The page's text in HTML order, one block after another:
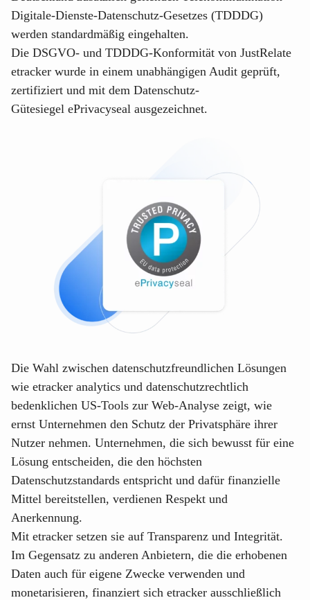
Digitale-Dienste-Datenschutz-Gesetzes (TDDDG)
werden standardmäßig eingehalten.
Die DSGVO- und TDDDG-Konformität von JustRelate
etracker wurde in einem unabhängigen Audit geprüft,
zertifiziert und mit dem Datenschutz-
Gütesiegel ePrivacyseal ausgezeichnet.
Die Wahl zwischen datenschutzfreundlichen Lösungen
wie etracker analytics und datenschutzrechtlich
bedenklichen US-Tools zur Web-Analyse zeigt, wie
ernst Unternehmen den Schutz der Privatsphäre ihrer
Nutzer nehmen. Unternehmen, die sich bewusst für eine
Lösung entscheiden, die den höchsten
Datenschutzstandards entspricht und dafür finanzielle
Mittel bereitstellen, verdienen Respekt und
Anerkennung.
Mit etracker setzen sie auf Transparenz und Integrität.
Im Gegensatz zu anderen Anbietern, die die erhobenen
Daten auch für eigene Zwecke verwenden und
monetarisieren, finanziert sich etracker ausschließlich